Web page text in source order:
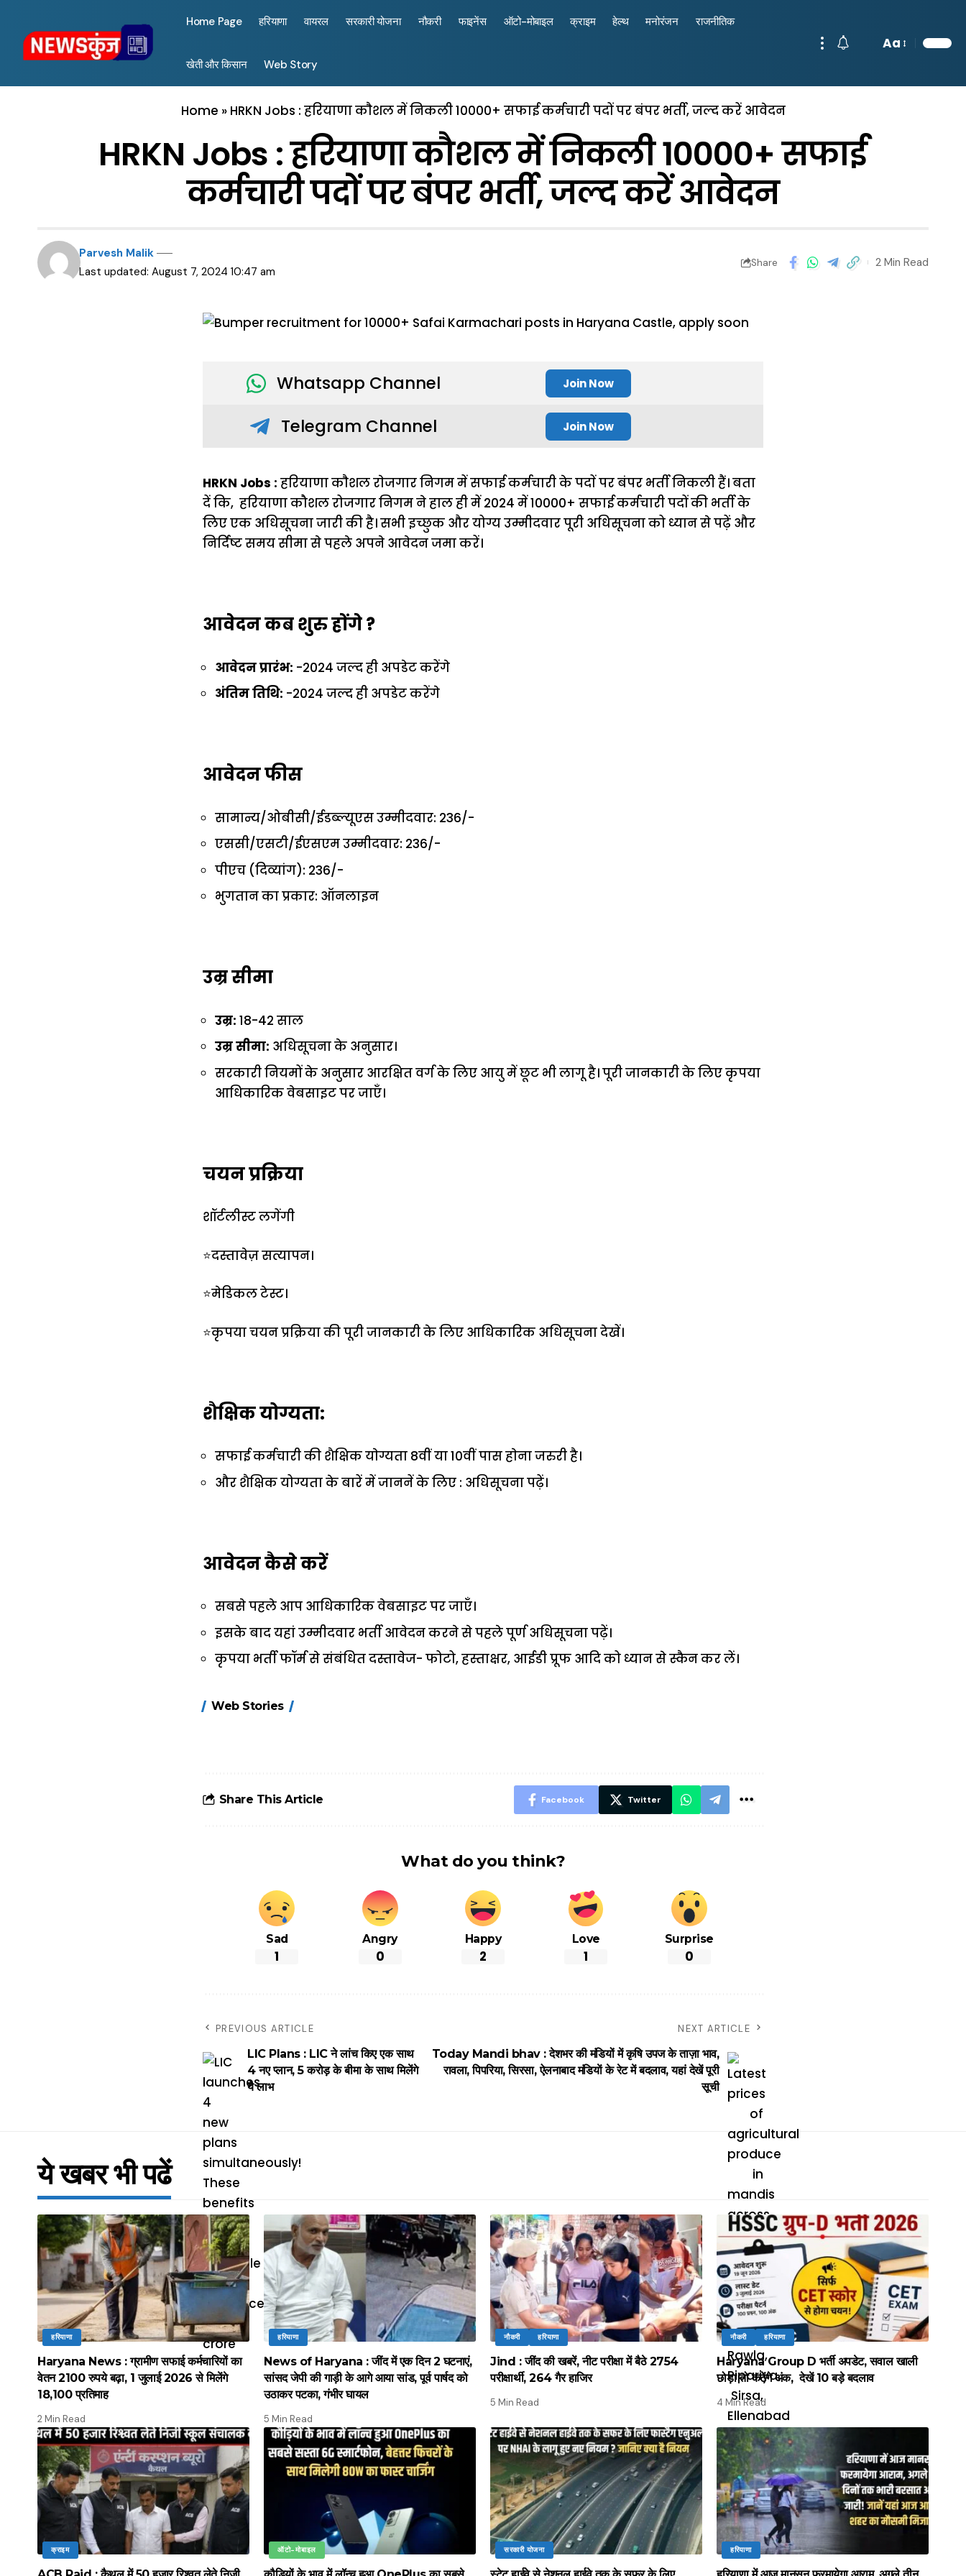
Home Page हरियाणा वायरल सरकारी योजना नौकरी फाइनेंस ऑटो-मोबाइल क्राइम हेल्थ मनोरंजन राजनीतिक
खेती और किसान Web Story
Aa
Home » HRKN Jobs : हरियाणा काैशल में निकली 10000+ सफाई कर्मचारी पदों पर बंपर भर्ती, जल्द करें आवेदन
HRKN Jobs : हरियाणा काैशल में निकली 10000+ सफाई
कर्मचारी पदों पर बंपर भर्ती, जल्द करें आवेदन
Last updated: August 7, 2024 10:47 am
Parvesh Malik
Share 2 Min Read
Whatsapp Channel Join Now
Telegram Channel Join Now
HRKN Jobs : हरियाणा काैशल राेजगार निगम में सफाई कर्मचारी के पदाें पर बंपर भर्ती निकली हैं। बता
दें कि, हरियाणा कौशल रोजगार निगम ने हाल ही में 2024 में 10000+ सफाई कर्मचारी पदों की भर्ती के
लिए एक अधिसूचना जारी की है। सभी इच्छुक और योग्य उम्मीदवार पूरी अधिसूचना को ध्यान से पढ़ें और
निर्दिष्ट समय सीमा से पहले अपने आवेदन जमा करें।
आवेदन कब शुरु हाेंगे ?
आवेदन प्रारंभ: -2024 जल्द ही अपडेट करेंगे
अंतिम तिथि: -2024 जल्द ही अपडेट करेंगे
आवेदन फीस
सामान्य/ओबीसी/ईडब्ल्यूएस उम्मीदवार: 236/-
एससी/एसटी/ईएसएम उम्मीदवार: 236/-
पीएच (दिव्यांग): 236/-
भुगतान का प्रकार: ऑनलाइन
उम्र सीमा
उम्र: 18-42 साल
उम्र सीमा: अधिसूचना के अनुसार।
सरकारी नियमों के अनुसार आरक्षित वर्ग के लिए आयु में छूट भी लागू है। पूरी जानकारी के लिए कृपया
आधिकारिक वेबसाइट पर जाएँ।
चयन प्रक्रिया
शॉर्टलीस्ट लगेंगी
⭐दस्तावेज़ सत्यापन।
⭐मेडिकल टेस्ट।
⭐कृपया चयन प्रक्रिया की पूरी जानकारी के लिए आधिकारिक अधिसूचना देखें।
शैक्षिक योग्यता:
सफाई कर्मचारी की शैक्षिक याेग्यता 8वीं या 10वीं पास हाेना जरुरी है।
और शैक्षिक योग्यता के बारें में जाननें के लिए : अधिसूचना पढ़ें।
आवेदन कैसे करें
सबसे पहले आप आधिकारिक वेबसाइट पर जाएँ।
इसके बाद यहां उम्मीदवार भर्ती आवेदन करने से पहले पूर्ण अधिसूचना पढ़ें।
कृपया भर्ती फॉर्म से संबंधित दस्तावेज- फोटो, हस्ताक्षर, आईडी प्रूफ आदि को ध्यान से स्कैन कर लें।
Web Stories
होंगे FASTag के
आसान ट्रिक्स
निगरानी
Share This Article Facebook Twitter
What do you think?
Sad
1
Angry
0
Happy
2
Love
1
Surprise
0
PREVIOUS ARTICLE
LIC Plans : LIC ने लांच किए एक साथ
4 नए प्लान, 5 करोड़ के बीमा के साथ मिलेंगे
ये लाभ
NEXT ARTICLE
Today Mandi bhav : देशभर की मंडियों में कृषि उपज के ताज़ा भाव,
रावला, पिपरिया, सिरसा, ऐलनाबाद मंडियाें के रेट में बदलाव, यहां देखें पूरी
सूची
ये खबर भी पढें
हरियाणा
Haryana News : ग्रामीण सफाई कर्मचारियों का
वेतन 2100 रुपये बढ़ा, 1 जुलाई 2026 से मिलेंगे
18,100 प्रतिमाह
2 Min Read
हरियाणा
News of Haryana : जींद में एक दिन 2 घटनाएं,
सांसद जेपी की गाड़ी के आगे आया सांड, पूर्व पार्षद को
उठाकर पटका, गंभीर घायल
5 Min Read
नौकरी हरियाणा
Jind : जींद की खबरें, नीट परीक्षा में बैठे 2754
परीक्षार्थी, 264 गैर हाजिर
5 Min Read
नौकरी हरियाणा
Haryana Group D भर्ती अपडेट, सवाल खाली
छोड़ा तो कटेंगे अंक, देखें 10 बड़े बदलाव
4 Min Read
क्राइम ऑटो-मोबाइल सरकारी योजना हरियाणा